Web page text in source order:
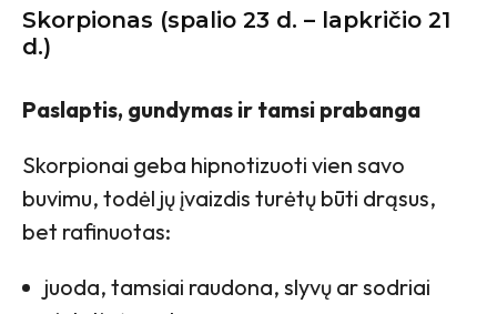
Skorpionas (spalio 23 d. – lapkričio 21
d.)
Paslaptis, gundymas ir tamsi prabanga
Skorpionai geba hipnotizuoti vien savo
buvimu, todėl jų įvaizdis turėtų būti drąsus,
bet rafinuotas:
juoda, tamsiai raudona, slyvų ar sodriai